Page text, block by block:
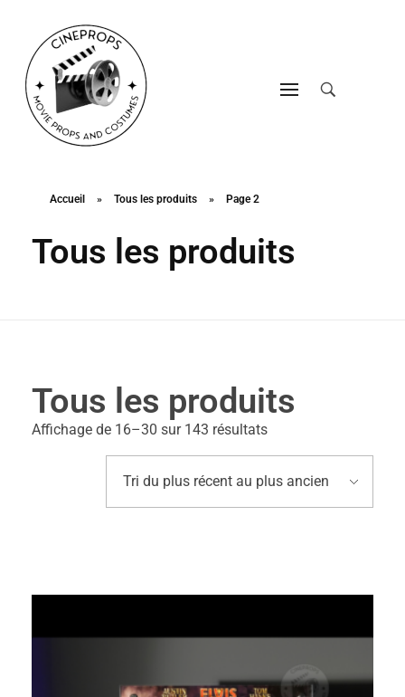
Accueil » Tous les produits » Page 2
Tous les produits
Tous les produits
Affichage de 16–30 sur 143 résultats